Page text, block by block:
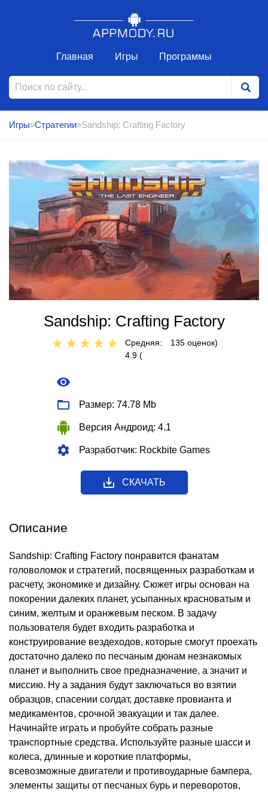
Главная Игры Программы
Игры»Стратегии»Sandship: Crafting Factory
Sandship: Crafting Factory
Средняя:
4.9 (
135 оценок)
Размер: 74.78 Mb
Версия Андроид: 4.1
Разработчик: Rockbite Games
СКАЧАТЬ
Описание
Sandship: Crafting Factory понравится фанатам
головоломок и стратегий, посвященных разработкам и
расчету, экономике и дизайну. Сюжет игры основан на
покорении далеких планет, усыпанных красноватым и
синим, желтым и оранжевым песком. В задачу
пользователя будет входить разработка и
конструирование вездеходов, которые смогут проехать
достаточно далеко по песчаным дюнам незнакомых
планет и выполнить свое предназначение, а значит и
миссию. Ну а задания будут заключаться во взятии
образцов, спасении солдат, доставке провианта и
медикаментов, срочной эвакуации и так далее.
Начинайте играть и пробуйте собрать разные
транспортные средства. Используйте разные шасси и
колеса, длинные и короткие платформы,
всевозможные двигатели и противоударные бампера,
элементы защиты от песчаных бурь и переворотов,